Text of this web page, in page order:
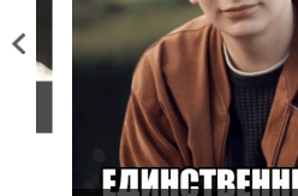
Previous